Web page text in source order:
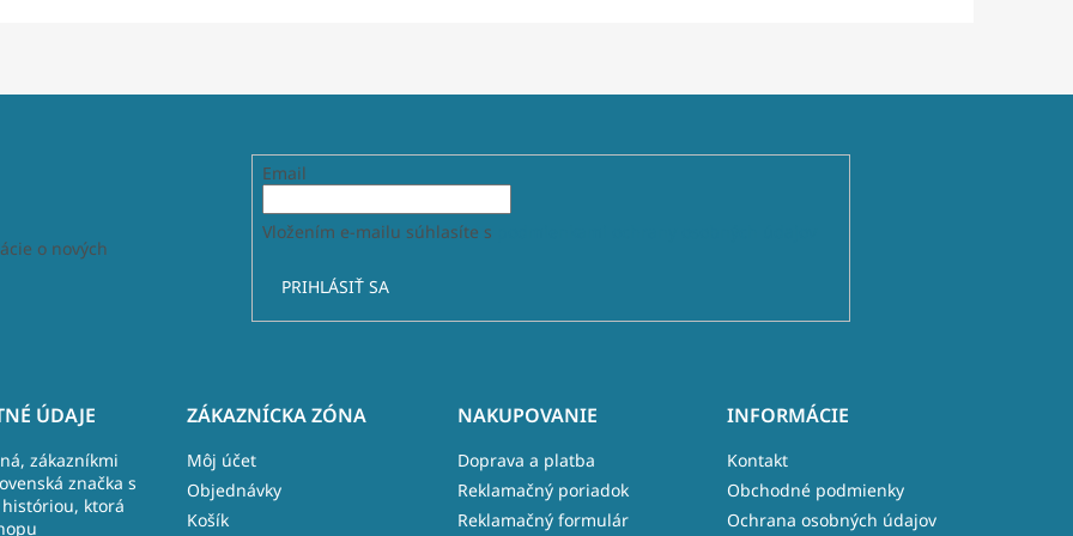
o nových
Email
Vložením e-mailu súhlasíte s
PRIHLÁSIŤ SA
ÚDAJE
zákazníkmi
značka s
ktorá
ZÁKAZNÍCKA ZÓNA
Môj účet
Objednávky
Košík
NAKUPOVANIE
Doprava a platba
Reklamačný poriadok
Reklamačný formulár
INFORMÁCIE
Kontakt
Obchodné podmienky
Ochrana osobných údajov